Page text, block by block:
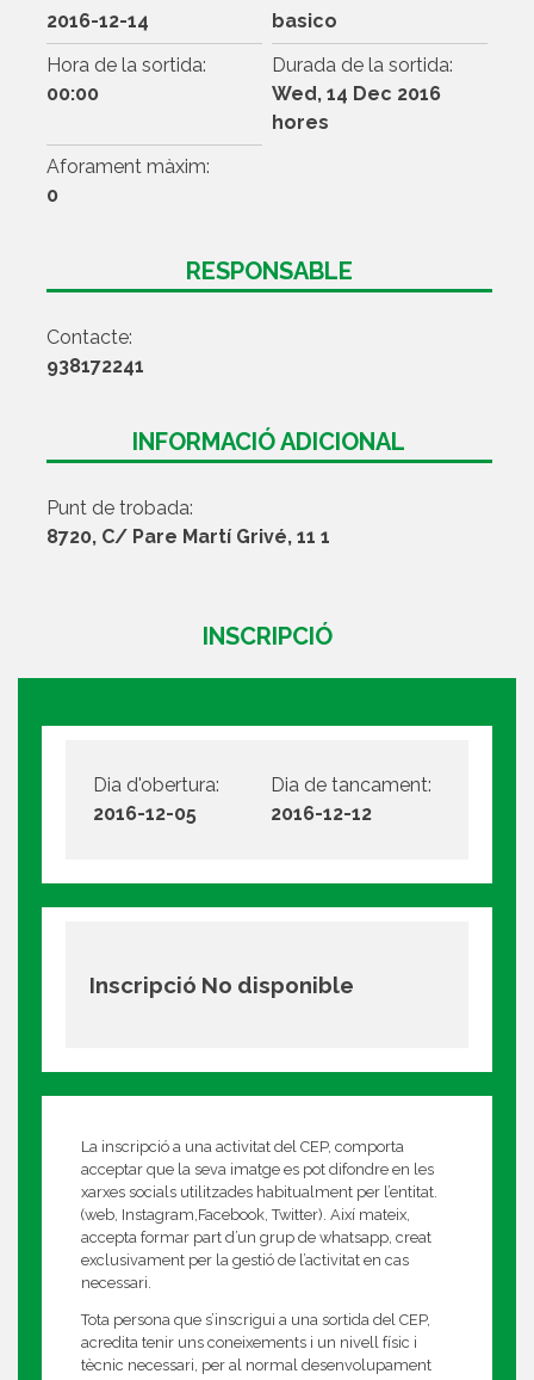
2016-12-14
basico
Hora de la sortida:
00:00
Durada de la sortida:
Wed, 14 Dec 2016
hores
Aforament màxim:
0
RESPONSABLE
Contacte:
938172241
INFORMACIÓ ADICIONAL
Punt de trobada:
8720, C/ Pare Martí Grivé, 11 1
INSCRIPCIÓ
Dia d'obertura:
2016-12-05
Dia de tancament:
2016-12-12
Inscripció No disponible
La inscripció a una activitat del CEP, comporta
acceptar que la seva imatge es pot difondre en les
xarxes socials utilitzades habitualment per l’entitat.
(web, Instagram,Facebook, Twitter). Així mateix,
accepta formar part d’un grup de whatsapp, creat
exclusivament per la gestió de l’activitat en cas
necessari.
Tota persona que s’inscrigui a una sortida del CEP,
acredita tenir uns coneixements i un nivell físic i
tècnic necessari, per al normal desenvolupament